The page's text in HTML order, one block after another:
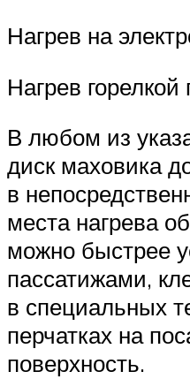
Нагрев на
Нагрев горелкой
В любом из
диск маховика
в
места нагрева
можно быстрее
пассатижами,
в специальных
перчатках на
поверхность.